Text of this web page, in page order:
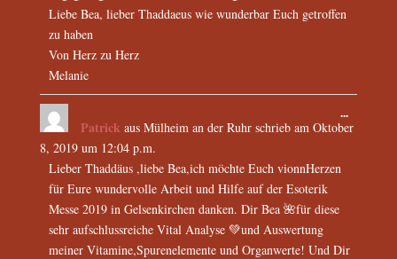
Liebe Bea, lieber Thaddaeus wie wunderbar Euch getroffen
zu haben
Von Herz zu Herz
Melanie
Patrick aus Mülheim an der Ruhr schrieb amOktober
8, 2019 um 12:04 p.m.
Lieber Thaddäus ,liebe Bea,ich möchte Euch vionnHerzen
für Eure wundervolle Arbeit und Hilfe auf der Esoterik
Messe 2019 in Gelsenkirchen danken. Dir Bea 🌺für diese
sehr aufschlussreiche Vital Analyse 💚und Auswertung
meiner Vitamine,Spurenelemente und Organwerte! Und Dir
...